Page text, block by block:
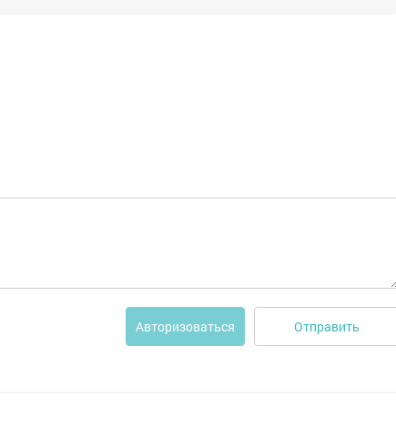
Авторизоваться Отправить